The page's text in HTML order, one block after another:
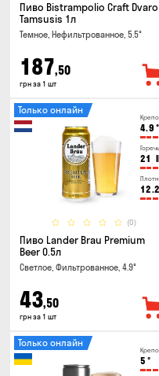
Пиво Bistrampolio Craft Dvaro
Tamsusis 1л
Темное, Нефильтрованное, 5.5°
187,50
грн за 1 шт
4.9 °
Горечь
21
12.2
(0)
Только онлайн
Пиво Lander Brau Premium
Beer 0.5л
Светлое, Фильтрованное, 4.9°
43,50
грн за 1 шт
5 °
Только онлайн